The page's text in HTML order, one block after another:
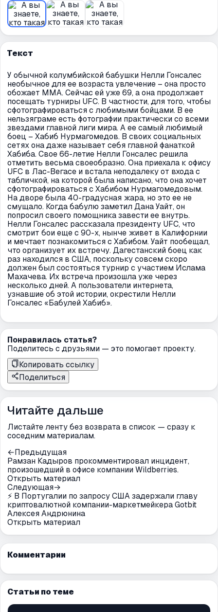
Текст
У обычной колумбийской бабушки Нелли Гонсалес
необычное для ее возраста увлечение – она просто
обожает ММА. Сейчас ей уже 69, а она продолжает
посещать турниры UFC. В частности, для того, чтобы
сфотографироваться с любимыми бойцами. В ее
нельзяграме есть фотографии практически со всеми
звездами главной лиги мира. А ее самый любимый
боец – Хабиб Нурмагомедов. В своих социальных
сетях она даже называет себя главной фанаткой
Хабиба. Свое 66-летие Нелли Гонсалес решила
отметить весьма своеобразно. Она приехала к офису
UFC в Лас-Вегасе и встала неподалеку от входа с
табличкой, на которой была написано, что она хочет
сфотографироваться с Хабибом Нурмагомедовым.
На дворе была 40-градусная жара, но это ее не
смущало. Когда бабулю заметил Дана Уайт, он
попросил своего помощника завести ее внутрь.
Нелли Гонсалес рассказала президенту UFC, что
смотрит бои еще с 90-х, нынче живет в Калифорнии
и мечтает познакомиться с Хабибом. Уайт пообещал,
что организует их встречу. Дагестанский боец как
раз находился в США, поскольку совсем скоро
должен был состояться турнир с участием Ислама
Махачева. Их встреча произошла уже через
несколько дней. А пользователи интернета,
узнавшие об этой истории, окрестили Нелли
Гонсалес «Бабулей Хабиб».
Понравилась статья?
Поделитесь с друзьями — это помогает проекту.
Копировать ссылку
Поделиться
Читайте дальше
Листайте ленту без возврата в список — сразу к
соседним материалам.
←Предыдущая
Рамзан Кадыров прокомментировал инцидент,
произошедший в офисе компании Wildberries.
Открыть материал
Следующая→
⚡️ В Португалии по запросу США задержали главу
криптовалютной компании-маркетмейкера Gotbit
Алексея Андрюнина
Открыть материал
Комментарии
Статьи по теме